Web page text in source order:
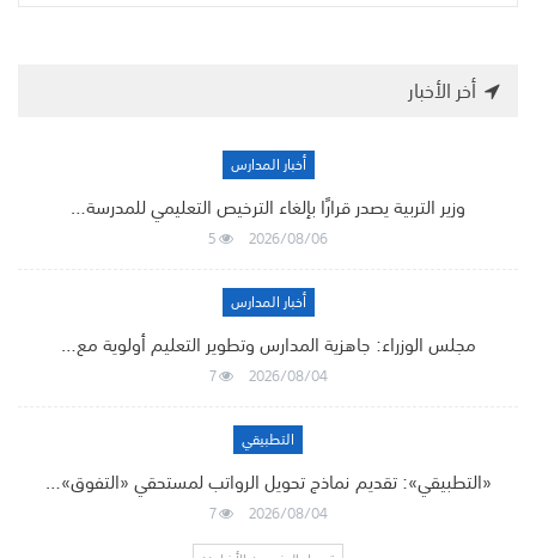
أخر الأخبار
أخبار المدارس
وزير التربية يصدر قرارًا بإلغاء الترخيص التعليمي للمدرسة…
2026/08/06
5
أخبار المدارس
مجلس الوزراء: جاهزية المدارس وتطوير التعليم أولوية مع…
2026/08/04
7
التطبيقي
«التطبيقي»: تقديم نماذج تحويل الرواتب لمستحقي «التفوق»…
2026/08/04
7